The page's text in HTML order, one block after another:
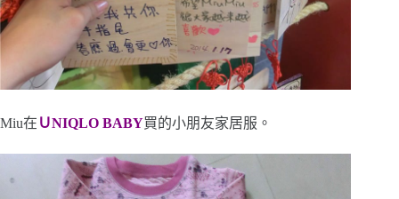
Miu在 ＵNIQLO BABY買的小朋友家居服。